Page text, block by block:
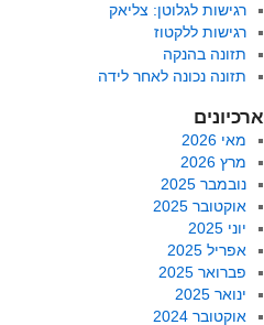
רגישות לגלוטן: צליאק
רגישות ללקטוז
תזונה בהנקה
תזונה נכונה לאחר לידה
ארכיונים
מאי 2026
מרץ 2026
נובמבר 2025
אוקטובר 2025
יוני 2025
אפריל 2025
פברואר 2025
ינואר 2025
אוקטובר 2024